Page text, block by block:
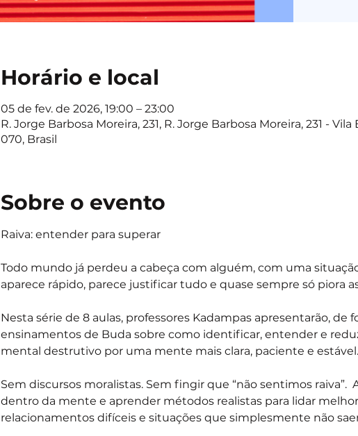
Horário e local
05 de fev. de 2026, 19:00 – 23:00
R. Jorge Barbosa Moreira, 231, R. Jorge Barbosa Moreira, 231 -
070, Brasil
Sobre o evento
Raiva: entender para superar
Todo mundo já perdeu a cabeça com alguém, com uma
aparece rápido, parece justificar tudo e quase sempre só piora
Nesta série de 8 aulas, professores Kadampas apresentarão, de
ensinamentos de Buda sobre como identificar, entender e
mental destrutivo por uma mente mais clara, paciente e estável.
Sem discursos moralistas. Sem fingir que “não sentimos raiva”.
dentro da mente e aprender métodos realistas para lidar
relacionamentos difíceis e situações que simplesmente não